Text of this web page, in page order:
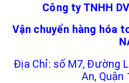
Công ty TNHH
Vận chuyển hàng hóa
Địa Chỉ: số M7, Đường
An, Quận